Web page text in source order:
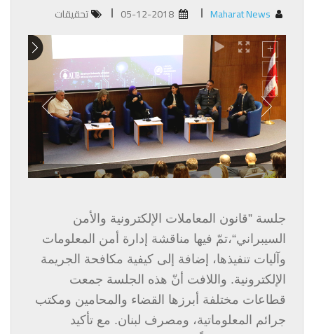
Maharat News تحقيقات
جلسة ”قانون المعاملات الإلكترونية والأمن
السيبراني“،تمّ فيها مناقشة إدارة أمن المعلومات
وآليات تنفيذها، إضافة إلى كيفية مكافحة الجريمة
الإلكترونية. واللافت أنّ هذه الجلسة جمعت
قطاعات مختلفة أبرزها القضاء والمحامين ومكتب
جرائم المعلوماتية، ومصرف لبنان. مع تأكيد